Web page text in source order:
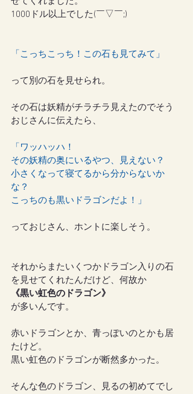
1000ドル以上でした(￣▽￣;)
「こっちこっち！この石も見てみて」
って別の石を見せられ。
その石は妖精がチラチラ見えたのでそう
おじさんに伝えたら、
「ワッハッハ！
その妖精の奥にいるやつ、見えない？
小さくなって寝てるから分からないか
な？
こっちのも黒いドラゴンだよ！」
っておじさん、ホントに楽しそう。
それからまたいくつかドラゴン入りの石
を見せてくれたんだけど、何故か
《黒い虹色のドラゴン》
が多いんです。
赤いドラゴンとか、青っぽいのとかも居
たけど。
黒い虹色のドラゴンが断然多かった。
そんな色のドラゴン、見るの初めてでし